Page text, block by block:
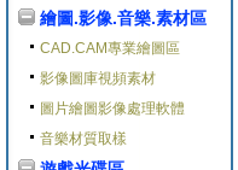
繪圖.影像.音樂.素材區
CAD.CAM專業繪圖區
影像圖庫視頻素材
圖片繪圖影像處理軟體
音樂材質取樣